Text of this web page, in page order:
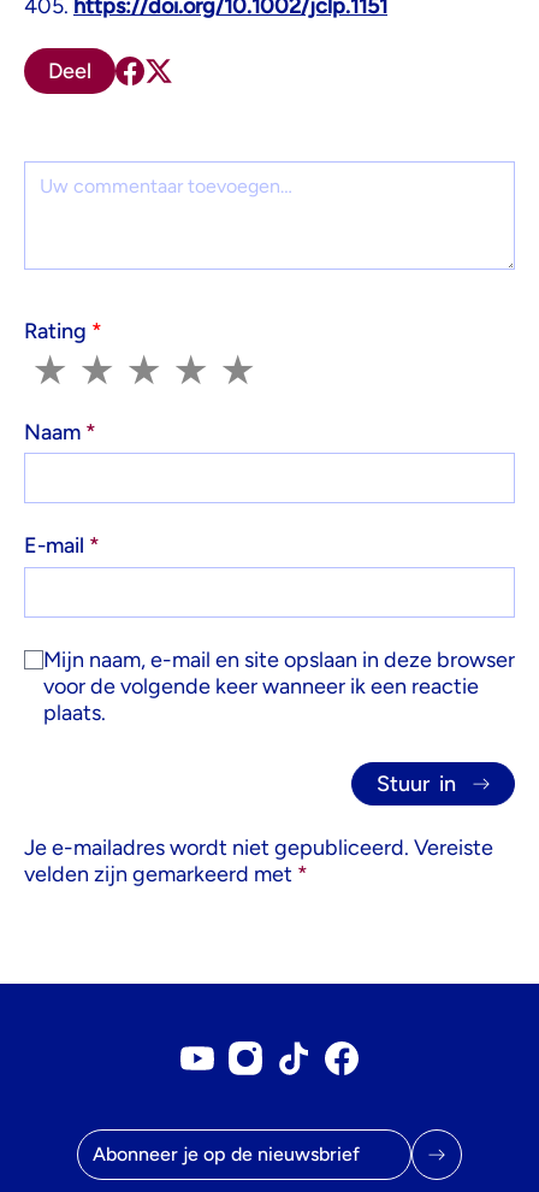
405. https://doi.org/10.1002/jclp.1151
Deel
Reactie
Rating *
1
★ 2
★ 3
★ 4
★ 5
★
Naam *
E-mail *
Mijn naam, e-mail en site opslaan in deze browser
voor de volgende keer wanneer ik een reactie
plaats.
Je e-mailadres wordt niet gepubliceerd. Vereiste
velden zijn gemarkeerd met *
E-mailadres